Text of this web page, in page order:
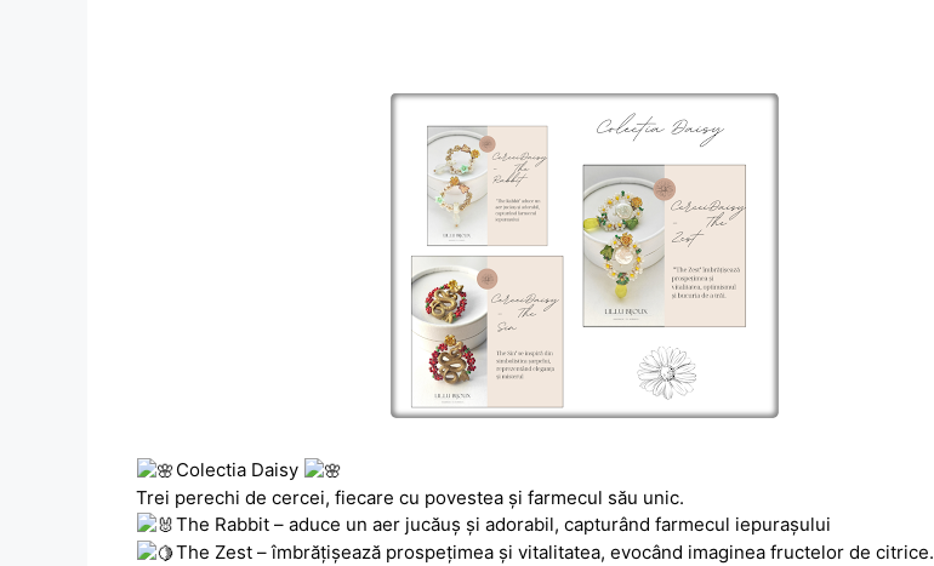
Colectia Daisy
Trei perechi de cercei, fiecare cu povestea și farmecul său unic.
The Rabbit – aduce un aer jucăuș și adorabil, capturând farmecul iepurașului
The Zest – îmbrățișează prospețimea și vitalitatea, evocând imaginea fructelor de citrice.